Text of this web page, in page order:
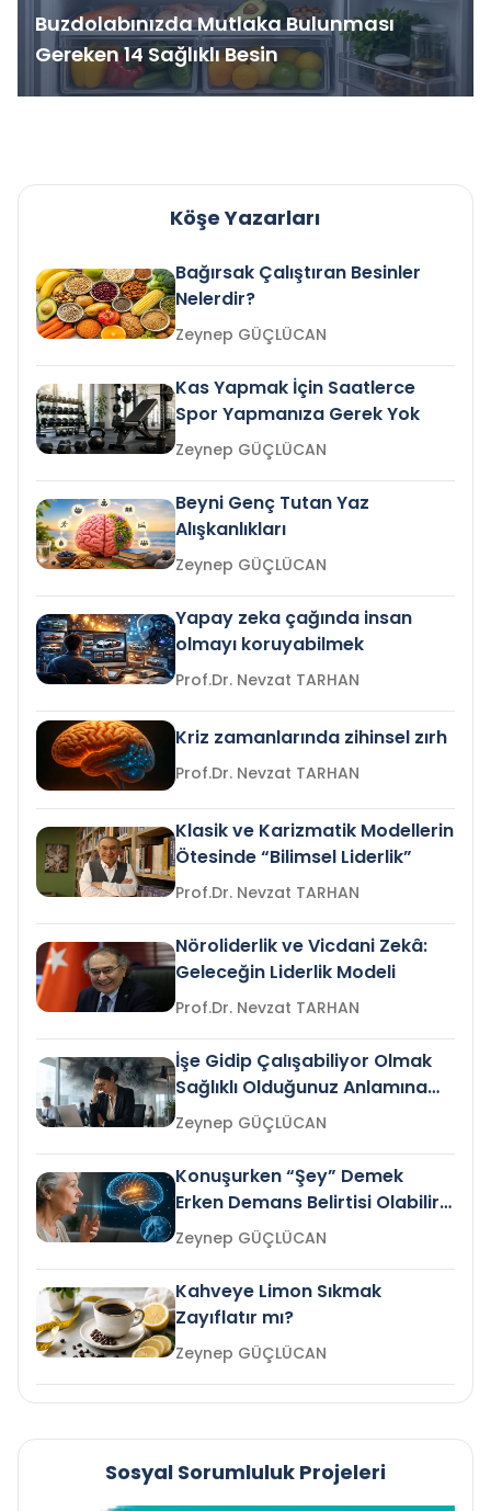
Buzdolabınızda Mutlaka Bulunması
Gereken 14 Sağlıklı Besin
Köşe Yazarları
Bağırsak Çalıştıran Besinler
Nelerdir?
Zeynep GÜÇLÜCAN
Kas Yapmak İçin Saatlerce
Spor Yapmanıza Gerek Yok
Zeynep GÜÇLÜCAN
Beyni Genç Tutan Yaz
Alışkanlıkları
Zeynep GÜÇLÜCAN
Yapay zeka çağında insan
olmayı koruyabilmek
Prof.Dr. Nevzat TARHAN
Kriz zamanlarında zihinsel zırh
Prof.Dr. Nevzat TARHAN
Klasik ve Karizmatik Modellerin
Ötesinde “Bilimsel Liderlik”
Prof.Dr. Nevzat TARHAN
Nöroliderlik ve Vicdani Zekâ:
Geleceğin Liderlik Modeli
Prof.Dr. Nevzat TARHAN
İşe Gidip Çalışabiliyor Olmak
Sağlıklı Olduğunuz Anlamına
Gelir mi?Zeynep GÜÇLÜCAN
Konuşurken “Şey” Demek
Erken Demans Belirtisi Olabilir
mi?
Zeynep GÜÇLÜCAN
Kahveye Limon Sıkmak
Zayıflatır mı?
Zeynep GÜÇLÜCAN
Sosyal Sorumluluk Projeleri